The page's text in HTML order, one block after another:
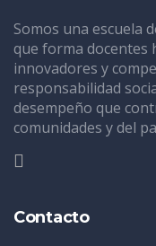
Somos una escuela
que forma docentes
innovadores y
responsabilidad
desempeño que
comunidades y del
Contacto